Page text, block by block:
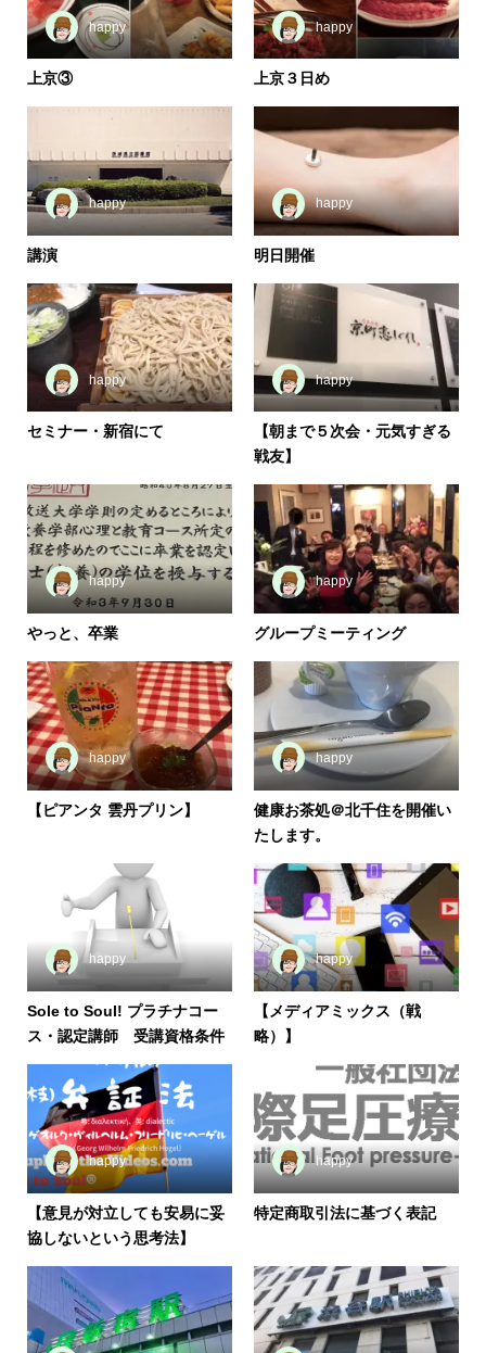
happy
上京③
happy
上京３日め
happy
講演
happy
明日開催
happy
セミナー・新宿にて
happy
【朝まで５次会・元気すぎる
戦友】
happy
やっと、卒業
happy
グループミーティング
happy
【ピアンタ 雲丹プリン】
happy
健康お茶処＠北千住を開催い
たします。
happy
Sole to Soul! プラチナコー
ス・認定講師 受講資格条件
happy
【メディアミックス（戦
略）】
happy
【意見が対立しても安易に妥
協しないという思考法】
happy
特定商取引法に基づく表記